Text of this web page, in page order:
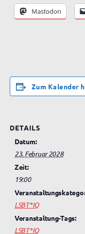
Mastodon
Zum Kalender
DETAILS
Datum:
23. Februar 2028
Zeit:
19:00
LSBT*IQ
Veranstaltung-Tags:
LSBT*IQ